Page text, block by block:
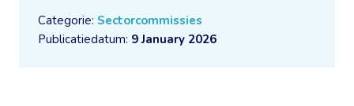
Categorie: Sectorcommissies
Publicatiedatum: 9 January 2026